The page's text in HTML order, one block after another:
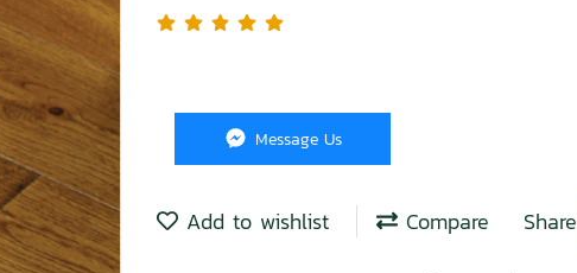
Message Us
Add to wishlist Compare Share